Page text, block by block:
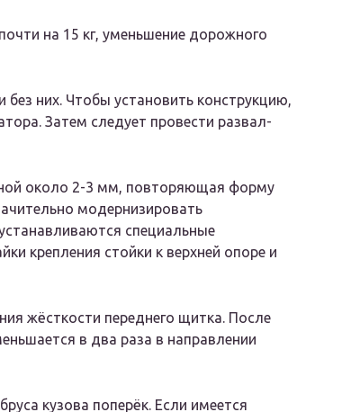
на 15 кг, уменьшение дорожного
них. Чтобы установить конструкцию,
Затем следует провести развал-
около 2-3 мм, повторяющая форму
модернизировать
специальные
крепления стойки к верхней опоре и
жёсткости переднего щитка. После
в два раза в направлении
кузова поперёк. Если имеется